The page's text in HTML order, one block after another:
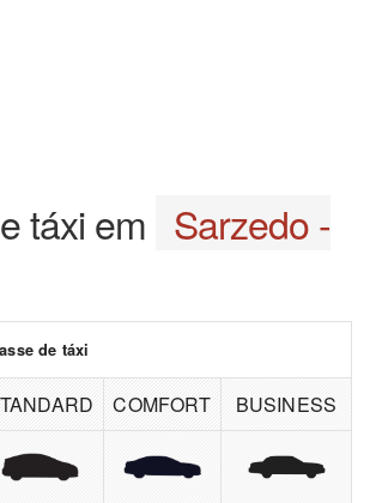
táxi em Sarzedo -
de táxi
COMFORT BUSINESS